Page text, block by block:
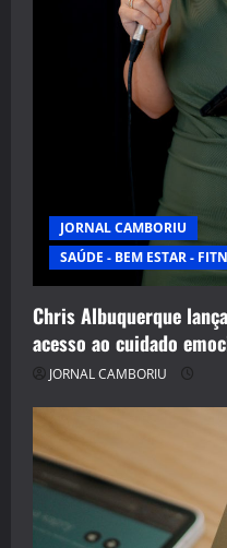
JORNAL CAMBORIU
SAÚDE - BEM ESTAR -
Chris Albuquerque
acesso ao cuidado
JORNAL CAMBORIU